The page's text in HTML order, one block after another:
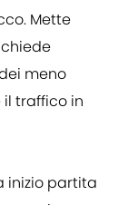
Mette
meno
traffico in
inizio partita